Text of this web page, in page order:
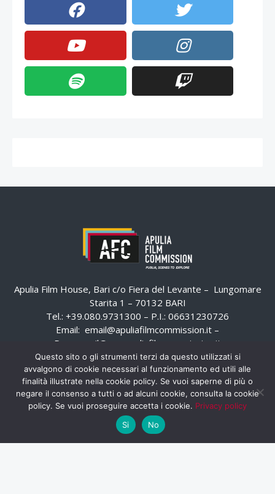
Apulia Film House, Bari c/o Fiera del Levante – Lungomare
Starita 1 – 70132 BARI
Tel.: +39.080.9731300 – P.I.: 06631230726
Email: email@apuliafilmcommission.it –
Pec:
email@pec.apuliafilmcommission.it
Questo sito o gli strumenti terzi da questo utilizzati si
avvalgono di cookie necessari al funzionamento ed utili alle
finalità illustrate nella cookie policy. Se vuoi saperne di più o
negare il consenso a tutti o ad alcuni cookie, consulta la cookie
policy. Se vuoi proseguire accetta i cookie. Privacy policy
Si
No